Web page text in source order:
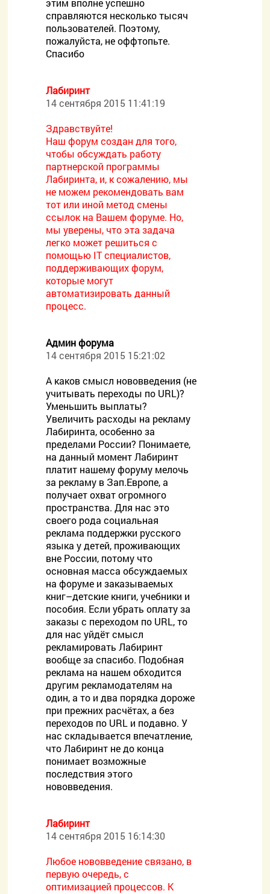
этим вполне успешно
справляются несколько тысяч
пользователей. Поэтому,
пожалуйста, не оффтопьте.
Спасибо
Лабиринт
14 сентября 2015 11:41:19
Здравствуйте!
Наш форум создан для того,
чтобы обсуждать работу
партнерской программы
Лабиринта, и, к сожалению, мы
не можем рекомендовать вам
тот или иной метод смены
ссылок на Вашем форуме. Но,
мы уверены, что эта задача
легко может решиться с
помощью IT специалистов,
поддерживающих форум,
которые могут
автоматизировать данный
процесс.
Админ форума
14 сентября 2015 15:21:02
А каков смысл нововведения (не
учитывать переходы по URL)?
Уменьшить выплаты?
Увеличить расходы на рекламу
Лабиринта, особенно за
пределами России? Понимаете,
на данный момент Лабиринт
платит нашему форуму мелочь
за рекламу в Зап.Европе, а
получает охват огромного
пространства. Для нас это
своего рода социальная
реклама поддержки русского
языка у детей, проживающих
вне России, потому что
основная масса обсуждаемых
на форуме и заказываемых
книг–детские книги, учебники и
пособия. Если убрать оплату за
заказы с переходом по URL, то
для нас уйдёт смысл
рекламировать Лабиринт
вообще за спасибо. Подобная
реклама на нашем обходится
другим рекламодателям на
один, а то и два порядка дороже
при прежних расчётах, а без
переходов по URL и подавно. У
нас складывается впечатление,
что Лабиринт не до конца
понимает возможные
последствия этого
нововведения.
Лабиринт
14 сентября 2015 16:14:30
Любое нововведение связано, в
первую очередь, с
оптимизацией процессов. К